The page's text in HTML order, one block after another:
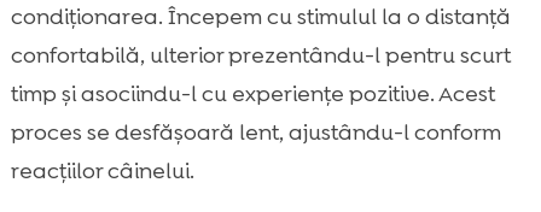
condiționarea. Începem cu stimulul la o distanță
confortabilă, ulterior prezentându-l pentru scurt
timp și asociindu-l cu experiențe pozitive. Acest
proces se desfășoară lent, ajustându-l conform
reacțiilor câinelui.